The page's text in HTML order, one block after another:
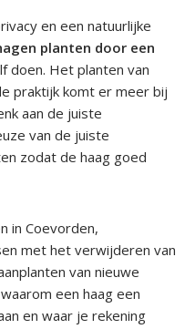
en een natuurlijke
planten door een
doen. Het planten van
praktijk komt er meer bij
aan de juiste
van de juiste
zodat de haag goed
in Coevorden,
met het verwijderen van
van nieuwe
een haag een
en waar je rekening